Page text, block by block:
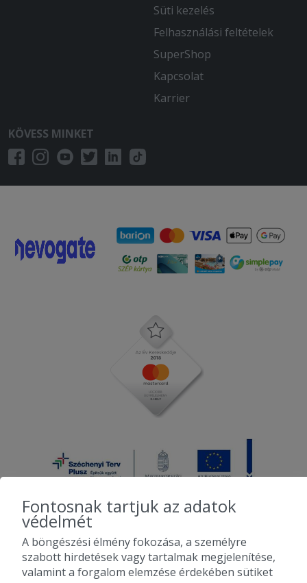
Süti kezelés
Felhasználási feltételek
SuperShop
Kapcsolat
Karrier
KÖVESS MINKET
2010-2026 Copyright - Falatozz.hu - Diston-line Kft.
Pizza, gyros, hamburger, menük kedvező áron, egy helyen az összes
Fontosnak tartjuk az adatok
védelmét
A böngészési élmény fokozása, a személyre
szabott hirdetések vagy tartalmak megjelenítése,
valamint a forgalom elemzése érdekében sütiket